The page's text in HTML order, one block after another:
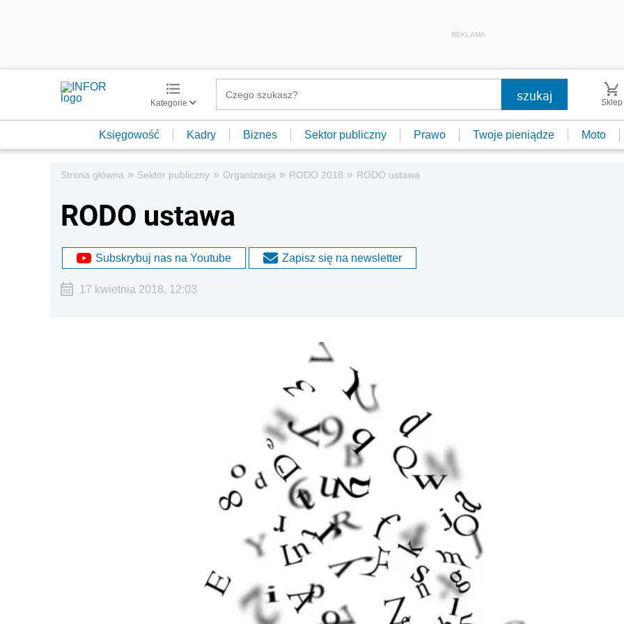
REKLAMA
Kategorie Sklep
Księgowość Kadry Biznes Sektor publiczny Prawo Twoje pieniądze Moto
Strona główna » Sektor publiczny » Organizacja » RODO 2018 » RODO ustawa
RODO ustawa
Subskrybuj nas na Youtube Zapisz się na newsletter
17 kwietnia 2018, 12:03